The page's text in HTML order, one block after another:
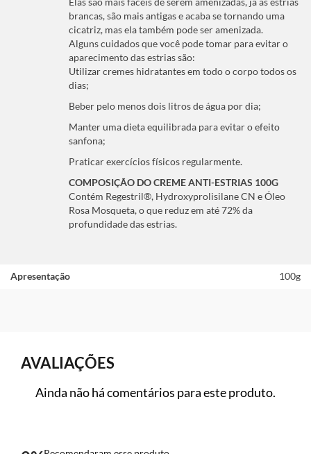
brancas, são mais antigas e acaba se tornando uma
cicatriz, mas ela também pode ser amenizada.
Alguns cuidados que você pode tomar para evitar o
aparecimento das estrias são:
Utilizar cremes hidratantes em todo o corpo todos os
dias;
Beber pelo menos dois litros de água por dia;
Manter uma dieta equilibrada para evitar o efeito
sanfona;
Praticar exercícios físicos regularmente.
COMPOSIÇÃO DO CREME ANTI-ESTRIAS 100G
Contém Regestril®, Hydroxyprolisilane CN e Óleo
Rosa Mosqueta, o que reduz em até 72% da
profundidade das estrias.
Apresentação 100g
AVALIAÇÕES
Ainda não há comentários para este produto.